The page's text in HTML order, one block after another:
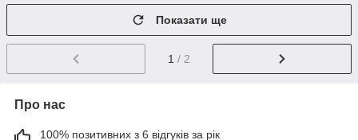
Показати ще
1 / 2
Про нас
100% позитивних з 6 відгуків за рік